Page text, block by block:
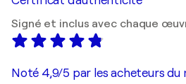
Signé et inclus avec chaque
Noté 4,9/5 par les acheteurs du